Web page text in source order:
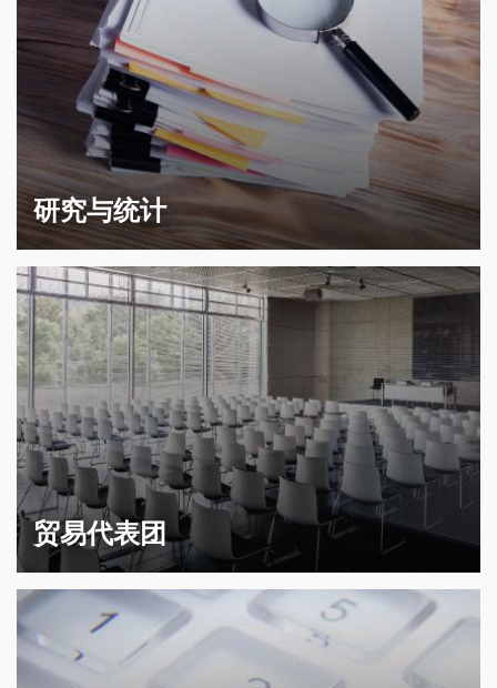
研究与统计
贸易代表团